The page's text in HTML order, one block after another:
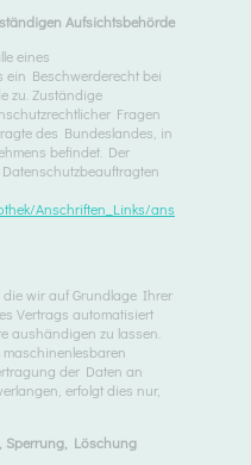
Aufsichtsbehörde
eines
ein Beschwerderecht bei
zu. Zuständige
Fragen
des Bundeslandes, in
befindet. Der
Anschriften_Links/ans
wir auf Grundlage Ihrer
Vertrags automatisiert
aushändigen zu lassen.
der Daten an
erfolgt dies nur,
Sperrung, Löschung